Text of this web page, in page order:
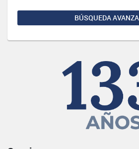
BÚSQUEDA